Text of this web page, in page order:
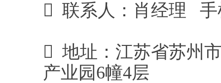
 联系人：肖经理 手
 地址：江苏省苏州
产业园6幢4层